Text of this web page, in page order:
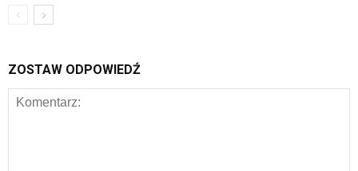
ZOSTAW ODPOWIEDŹ